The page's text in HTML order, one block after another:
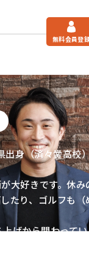
無料会員登
出身（済々黌高校
大好きです。休
たり、ゴルフも
げから関わって